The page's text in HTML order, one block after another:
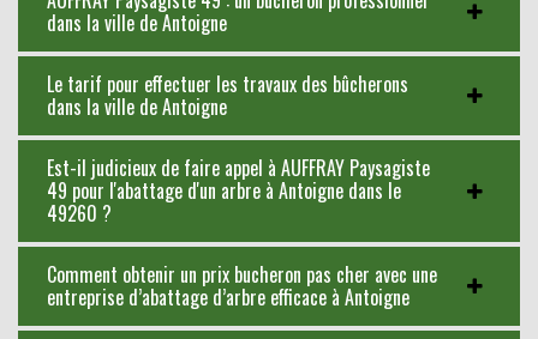
dans la ville de Antoigne
Le tarif pour effectuer les travaux des bûcherons
dans la ville de Antoigne
Est-il judicieux de faire appel à AUFFRAY Paysagiste
49 pour l'abattage d'un arbre à Antoigne dans le
49260 ?
Comment obtenir un prix bucheron pas cher avec une
entreprise d’abattage d’arbre efficace à Antoigne